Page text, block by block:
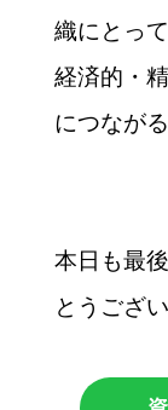
織にとっ
経済的・
につなが
本日も最
とうござ